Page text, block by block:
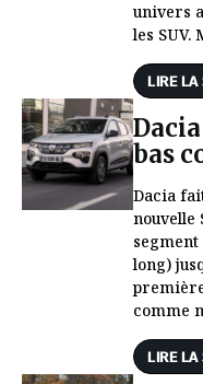
univers
les SUV.
LIRE LA
bas
Dacia
nouvelle
segment
long)
comme
LIRE LA